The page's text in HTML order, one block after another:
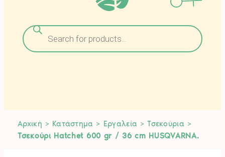
Αναζήτηση
προϊόντων
Αρχική > Κατάστημα > Εργαλεία >Τσεκούρια>
Τσεκούρι Hatchet 600 gr / 36 cm HUSQVARNA.